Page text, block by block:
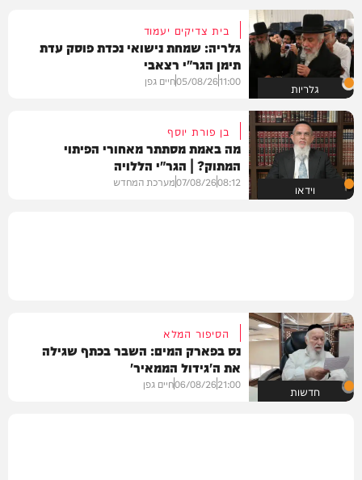
גלריות
בית צדיקים יעמוד
גלריה: שמחת נישואי נכדת פוסק עדת
תימן הגר"י רצאבי
11:00
05/08/26חיים גפן
וידאו
בן פורת יוסף
מה באמת מסתתר מאחורי הפיתוי
המתוק? | הגר"י הללויה
08:12
07/08/26מערכת המחדש
חדשות
הסיפור המלא
נס בפארק המים: השבר בכתף שגילה
את ה'גידול הממאיר'
21:00
06/08/26חיים גפן